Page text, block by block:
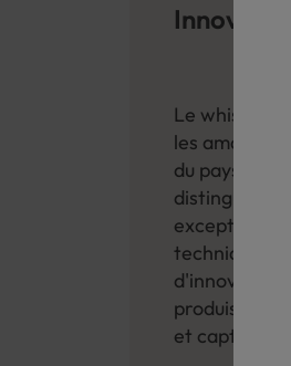
Le whisky
les amateurs
du pays du
distingue
techniques
produisent
et captivants.